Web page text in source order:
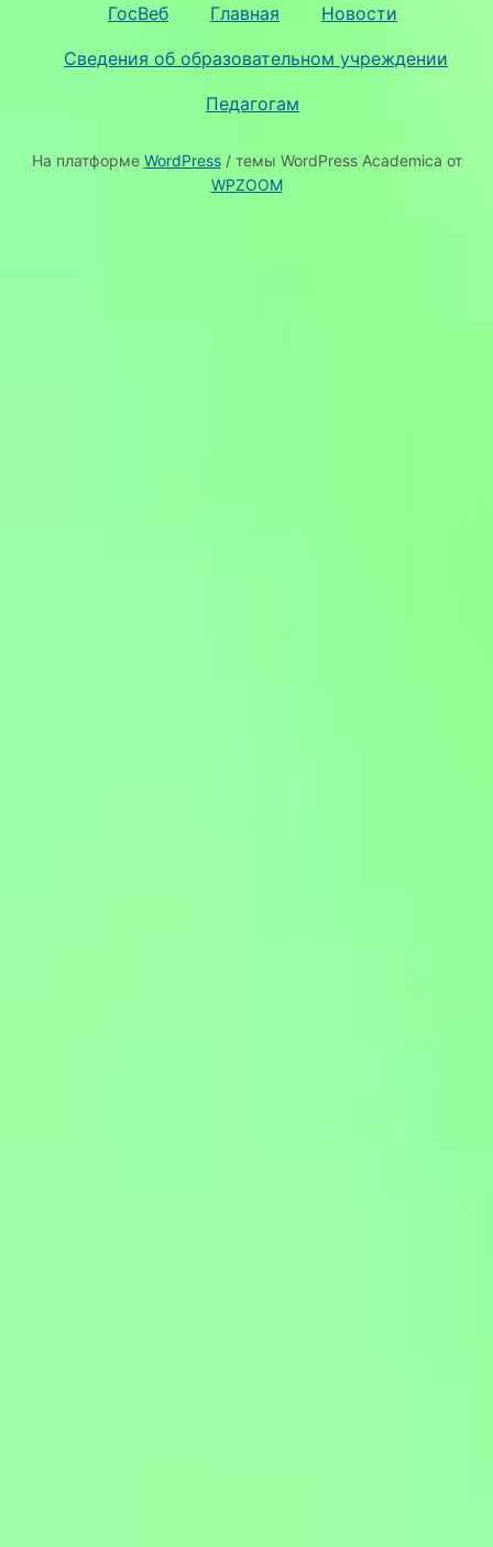
ГосВеб Главная Новости
Сведения об образовательном учреждении
Педагогам
На платформе WordPress/ темы WordPress Academica от
WPZOOM